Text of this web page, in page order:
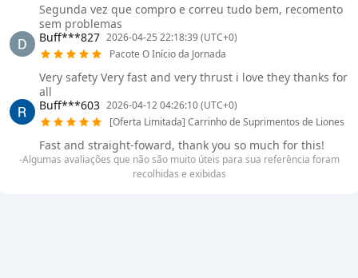
Segunda vez que compro e correu tudo bem, recomento
sem problemas
Buff***827 2026-04-25 22:18:39 (UTC+0)
Pacote O Início da Jornada
Very safety Very fast and very thrust i love they thanks for
all
Buff***603 2026-04-12 04:26:10 (UTC+0)
[Oferta Limitada] Carrinho de Suprimentos de Liones
Fast and straight-foward, thank you so much for this!
-Algumas avaliações que não são muito úteis para sua referência foram
recolhidas e exibidas